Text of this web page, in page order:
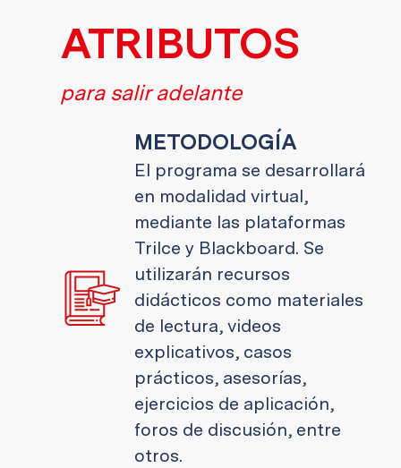
ATRIBUTOS
para salir adelante
METODOLOGÍA
El programa se desarrollará
en modalidad virtual,
mediante las plataformas
Trilce y Blackboard. Se
utilizarán recursos
didácticos como materiales
de lectura, videos
explicativos, casos
prácticos, asesorías,
ejercicios de aplicación,
foros de discusión, entre
otros.